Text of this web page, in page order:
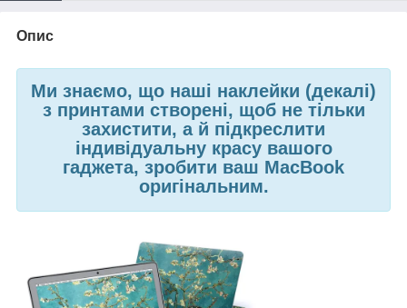
Опис
Ми знаємо, що наші наклейки (декалі)
з принтами створені, щоб не тільки
захистити, а й підкреслити
індивідуальну красу вашого
гаджета, зробити ваш MacBook
оригінальним.